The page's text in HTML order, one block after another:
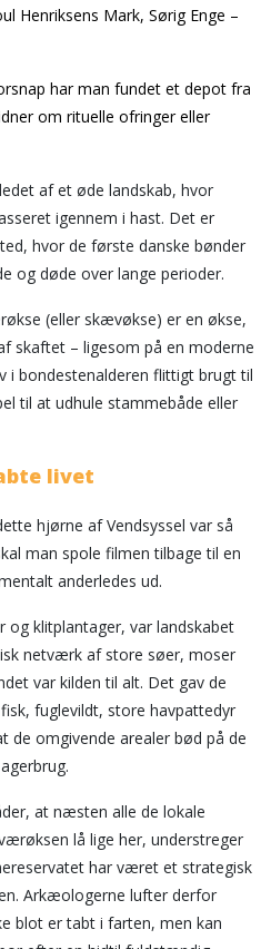
Henriksens Mark, Sørig Enge –
har man fundet et depot fra
om rituelle ofringer eller
af et øde landskab, hvor
igennem i hast. Det er
hvor de første danske bønder
og døde over lange perioder.
(eller skævøkse) er en økse,
skaftet – ligesom på en moderne
i bondestenalderen flittigt brugt til
til at udhule stammebåde eller
livet
hjørne af Vendsyssel var så
man spole filmen tilbage til en
anderledes ud.
og klitplantager, var landskabet
netværk af store søer, moser
var kilden til alt. Det gav de
fuglevildt, store havpattedyr
de omgivende arealer bød på de
at næsten alle de lokale
lå lige her, understreger
har været et strategisk
Arkæologerne lufter derfor
blot er tabt i farten, men kan